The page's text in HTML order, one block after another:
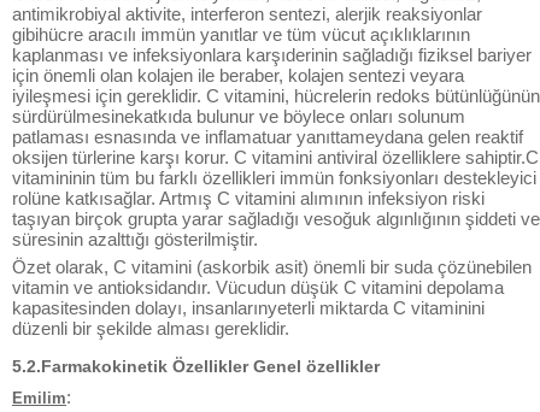
antimikrobiyal aktivite, interferon sentezi, alerjik reaksiyonlar
gibihücre aracılı immün yanıtlar ve tüm vücut açıklıklarının
kaplanması ve infeksiyonlara karşıderinin sağladığı fiziksel bariyer
için önemli olan kolajen ile beraber, kolajen sentezi veyara
iyileşmesi için gereklidir. C vitamini, hücrelerin redoks bütünlüğünün
sürdürülmesinekatkıda bulunur ve böylece onları solunum
patlaması esnasında ve inflamatuar yanıttameydana gelen reaktif
oksijen türlerine karşı korur. C vitamini antiviral özelliklere sahiptir.C
vitamininin tüm bu farklı özellikleri immün fonksiyonları destekleyici
rolüne katkısağlar. Artmış C vitamini alımının infeksiyon riski
taşıyan birçok grupta yarar sağladığı vesoğuk algınlığının şiddeti ve
süresinin azalttığı gösterilmiştir.
Özet olarak, C vitamini (askorbik asit) önemli bir suda çözünebilen
vitamin ve antioksidandır. Vücudun düşük C vitamini depolama
kapasitesinden dolayı, insanlarınyeterli miktarda C vitaminini
düzenli bir şekilde alması gereklidir.
5.2.Farmakokinetik Özellikler Genel özellikler
Emilim: